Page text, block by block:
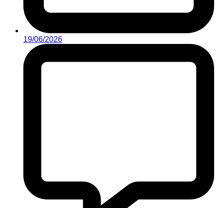
19/06/2026